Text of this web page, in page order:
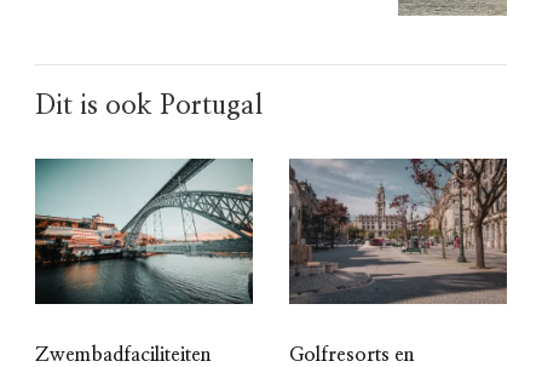
Dit is ook Portugal
Zwembadfaciliteiten
Golfresorts en